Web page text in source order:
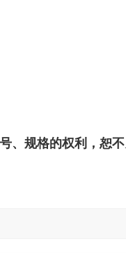
、规格的权利，恕